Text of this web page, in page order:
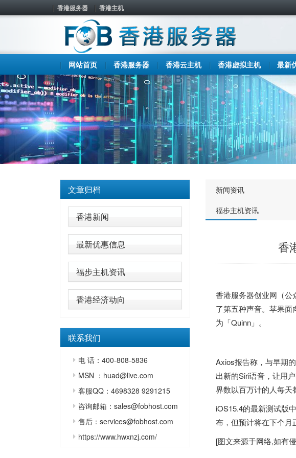
香港服务器 香港主机
网站首页 香港服务器 香港云主机 香港虚拟主机 最新
文章归档
香港新闻
最新优惠信息
福步主机资讯
香港经济动向
联系我们
电 话：400-808-5836
MSN ：huad@live.com
客服QQ：4698328 9291215
咨询邮箱：sales@fobhost.com
售后：services@fobhost.com
https://www.hwxnzj.com/
新闻资讯
福步主机资讯
香
香港服务器创业网（公
了第五种声音。苹果
为「Quinn」。
Axios报告称，与早期
出新的Siri语音，让用
界数以百万计的人每天
iOS15.4的最新测试版
布，但预计将在下个月
[图文来源于网络,如有